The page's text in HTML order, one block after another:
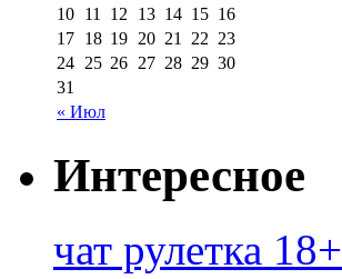
« Июл
10 11 12 13 14 15 16
17 18 19 20 21 22 23
24 25 26 27 28 29 30
31
Интересное
чат рулетка 18+